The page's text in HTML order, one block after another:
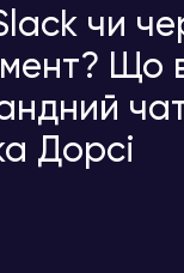
чи
Що
Дорсі